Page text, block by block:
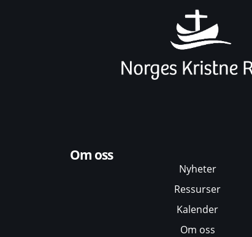
Om oss
Nyheter
Ressurser
Kalender
Om oss